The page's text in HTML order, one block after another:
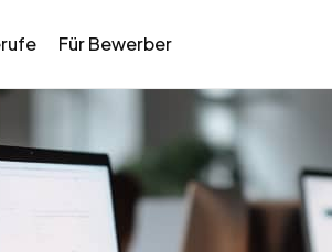
Für Bewerber